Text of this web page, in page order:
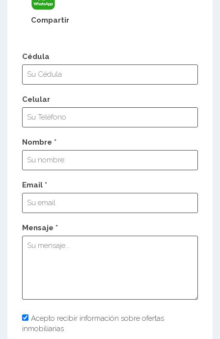
Compartir
Cédula
Celular
Nombre *
Email *
Mensaje *
Acepto recibir información sobre ofertas
inmobiliarias